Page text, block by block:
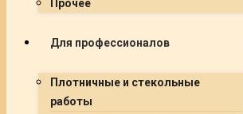
Прочее
Для профессионалов
Плотничные и стекольные
работы